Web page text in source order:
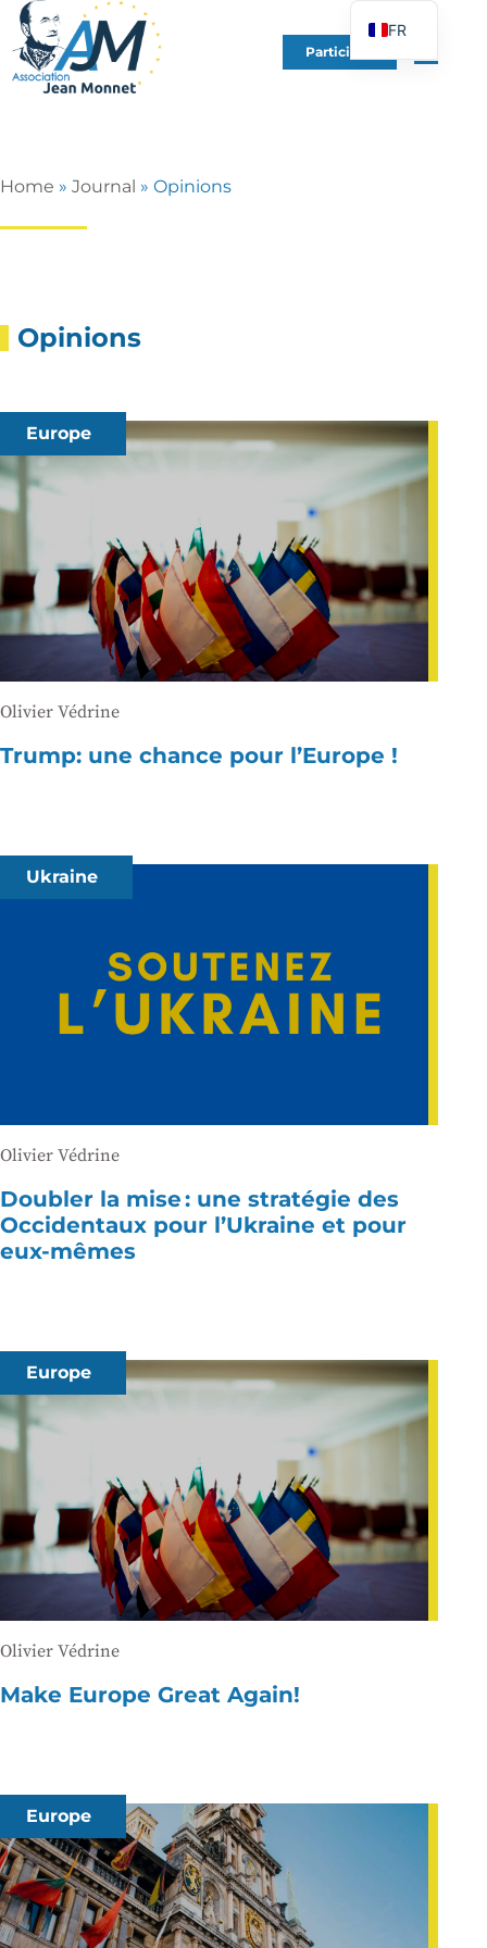
Participer
Home » Journal » Opinions
Opinions
Europe
Olivier Védrine
Trump: une chance pour l’Europe !
Ukraine
Olivier Védrine
Doubler la mise : une stratégie des
Occidentaux pour l’Ukraine et pour
eux-mêmes
Europe
Olivier Védrine
Make Europe Great Again!
Europe
FR
EN